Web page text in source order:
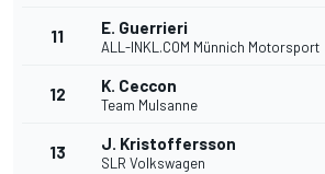
11 E. Guerrieri
ALL-INKL.COM Münnich Motorsport
12 K. Ceccon
Team Mulsanne
13 J. Kristoffersson
SLR Volkswagen